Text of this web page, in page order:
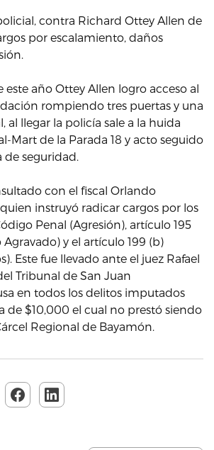
contra Richard Ottey Allen de
por escalamiento, daños
este año Ottey Allen logro acceso al
rompiendo tres puertas y una
al llegar la policía sale a la huida
Mart de la Parada 18 y acto seguido
de seguridad.
con el fiscal Orlando
instruyó radicar cargos por los
Penal (Agresión), artículo 195
y el artículo 199 (b)
Este fue llevado ante el juez Rafael
Tribunal de San Juan
en todos los delitos imputados
de $10,000 el cual no prestó siendo
Regional de Bayamón.